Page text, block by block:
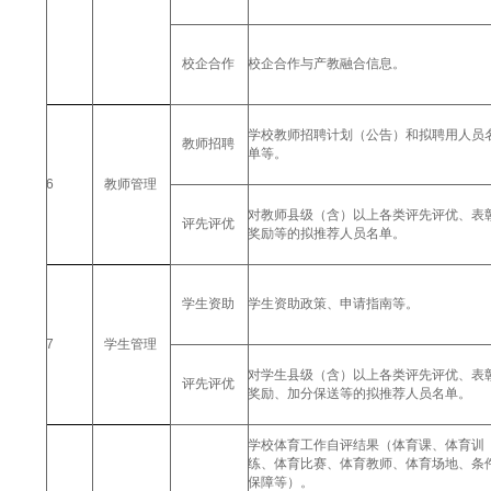
校企合作 校企合作与产教融合信息。
6 教师管理
教师招聘
学校教师招聘计划（公告）和拟聘用人员
单等。
评先评优
对教师县级（含）以上各类评先评优、表
奖励等的拟推荐人员名单。
7 学生管理
学生资助 学生资助政策、申请指南等。
评先评优
对学生县级（含）以上各类评先评优、表
奖励、加分保送等的拟推荐人员名单。
学校体育工作自评结果（体育课、体育训
练、体育比赛、体育教师、体育场地、条
保障等）。